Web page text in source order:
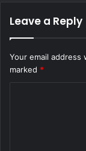
Leave a Reply
Your email address
marked *